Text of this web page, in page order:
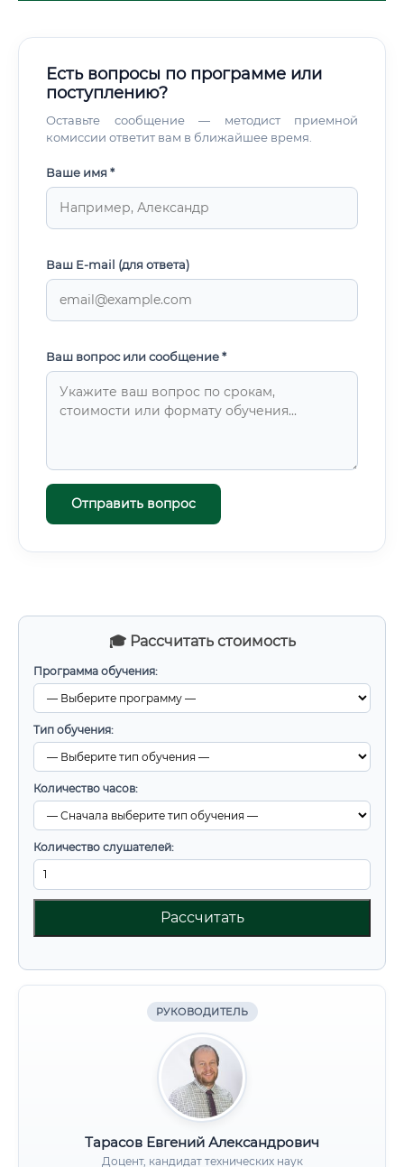
🎓 Рассчитать стоимость
Программа обучения:
Тип обучения:
Количество часов:
Количество слушателей:
Рассчитать
РУКОВОДИТЕЛЬ
Тарасов Евгений Александрович
Доцент, кандидат технических наук
Есть вопросы по программе или
поступлению?
Оставьте сообщение — методист приемной
комиссии ответит вам в ближайшее время.
Ваше имя *
Ваш E-mail (для ответа)
Ваш вопрос или сообщение *
Отправить вопрос